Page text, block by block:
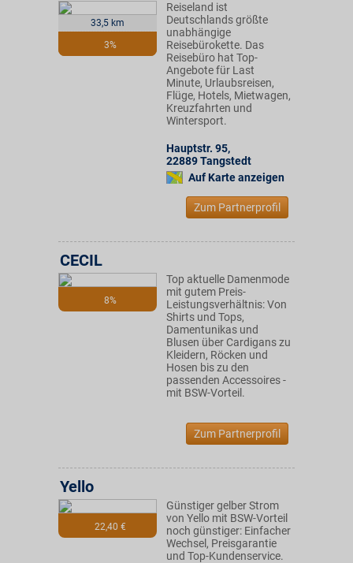
33,5 km
3%
Reiseland ist
Deutschlands größte
unabhängige
Reisebürokette. Das
Reisebüro hat Top-
Angebote für Last
Minute, Urlaubsreisen,
Flüge, Hotels, Mietwagen,
Kreuzfahrten und
Wintersport.
Hauptstr. 95,
22889Tangstedt
Auf Karte anzeigen
Zum Partnerprofil
8%
CECIL
Top aktuelle Damenmode
mit gutem Preis-
Leistungsverhältnis: Von
Shirts und Tops,
Damentunikas und
Blusen über Cardigans zu
Kleidern, Röcken und
Hosen bis zu den
passenden Accessoires -
mit BSW-Vorteil.
Zum Partnerprofil
22,40 €
Yello
Günstiger gelber Strom
von Yello mit BSW-Vorteil
noch günstiger: Einfacher
Wechsel, Preisgarantie
und Top-Kundenservice.